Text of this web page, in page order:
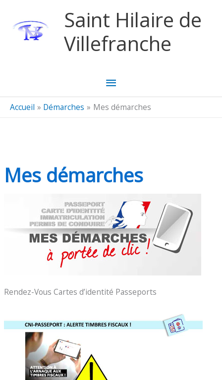
Saint Hilaire de
Villefranche
Menu
principal
Accueil Démarches Mes démarches
Mes démarches
Rendez-Vous Cartes d’identité Passeports